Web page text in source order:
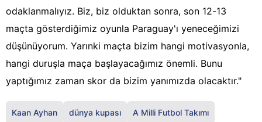
odaklanmalıyız. Biz, biz olduktan sonra, son 12-13
maçta gösterdiğimiz oyunla Paraguay'ı yeneceğimizi
düşünüyorum. Yarınki maçta bizim hangi motivasyonla,
hangi duruşla maça başlayacağımız önemli. Bunu
yaptığımız zaman skor da bizim yanımızda olacaktır."
Kaan Ayhan dünya kupası A Milli Futbol Takımı